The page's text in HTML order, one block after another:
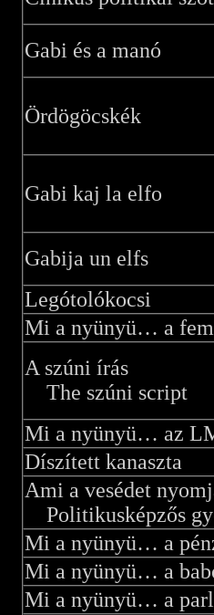
Gabi és a manó
Ördögöcskék
Gabi kaj la elfo
Gabija un elfs
Legótolókocsi
Mi a nyünyü… a
A szúni írás
The szúni script
Mi a nyünyü… az
Díszített kanaszta
Ami a vesédet
Politikusképzős
Mi a nyünyü… a
Mi a nyünyü… a
Mi a nyünyü… a